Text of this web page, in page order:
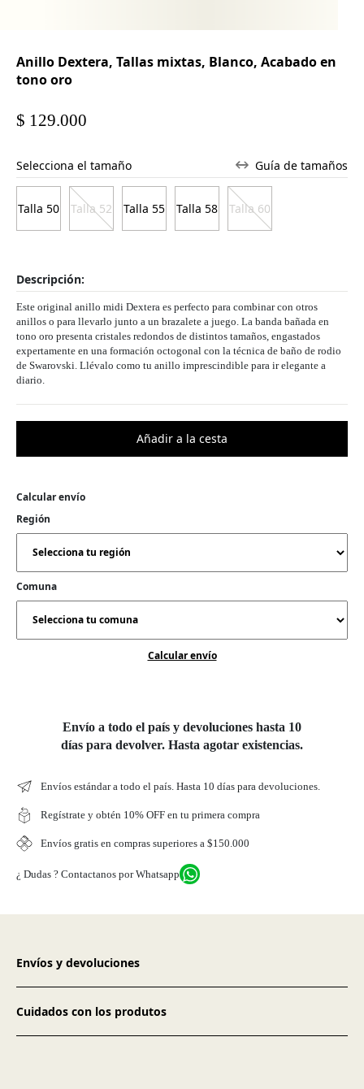
Anillo Dextera, Tallas mixtas, Blanco, Acabado en
tono oro
$ 129.000
Selecciona el tamaño Guía de tamaños
Talla 50 Talla 52 Talla 55 Talla 58 Talla 60
Descripción:
Este original anillo midi Dextera es perfecto para combinar con otros
anillos o para llevarlo junto a un brazalete a juego. La banda bañada en
tono oro presenta cristales redondos de distintos tamaños, engastados
expertamente en una formación octogonal con la técnica de baño de rodio
de Swarovski. Llévalo como tu anillo imprescindible para ir elegante a
diario.
Calcular envío
Región
Comuna
Calcular envío
Envío a todo el país y devoluciones hasta 10
días para devolver. Hasta agotar existencias.
Envíos estándar a todo el país. Hasta 10 días para devoluciones.
Regístrate y obtén 10% OFF en tu primera compra
Envíos gratis en compras superiores a $150.000
¿ Dudas ? Contactanos por Whatsapp
Envíos y devoluciones
Cuidados con los produtos